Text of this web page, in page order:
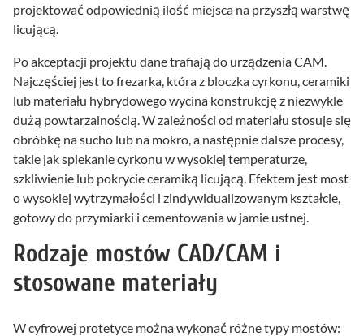
projektować odpowiednią ilość miejsca na przyszłą warstwę
licującą.
Po akceptacji projektu dane trafiają do urządzenia CAM.
Najczęściej jest to frezarka, która z bloczka cyrkonu, ceramiki
lub materiału hybrydowego wycina konstrukcję z niezwykle
dużą powtarzalnością. W zależności od materiału stosuje się
obróbkę na sucho lub na mokro, a następnie dalsze procesy,
takie jak spiekanie cyrkonu w wysokiej temperaturze,
szkliwienie lub pokrycie ceramiką licującą. Efektem jest most
o wysokiej wytrzymałości i zindywidualizowanym kształcie,
gotowy do przymiarki i cementowania w jamie ustnej.
Rodzaje mostów CAD/CAM i
stosowane materiały
W cyfrowej protetyce można wykonać różne typy mostów: